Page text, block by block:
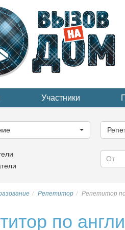
Участники
Репетитор Репетитор по
по